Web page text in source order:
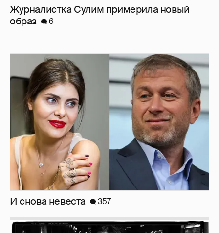
Журналистка Сулим примерила новый
образ
6
И снова невеста 357